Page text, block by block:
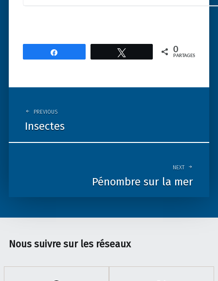
0
PARTAGES
navigation
PREVIOUS
Insectes
NEXT
Pénombre sur la mer
Nous suivre sur les réseaux